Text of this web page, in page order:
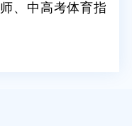
、中高考体育指